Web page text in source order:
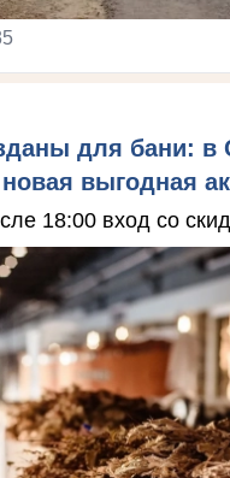
для бани: в
выгодная
18:00 вход со